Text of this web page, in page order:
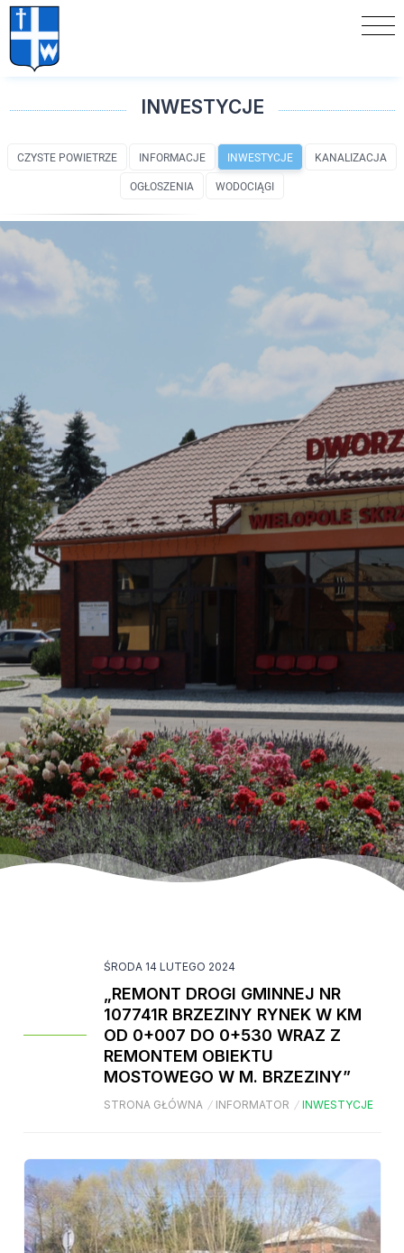
INWESTYCJE
CZYSTE POWIETRZE INFORMACJE INWESTYCJE
KANALIZACJA
OGŁOSZENIA
WODOCIĄGI
ŚRODA 14 LUTEGO 2024
„REMONT DROGI GMINNEJ NR
107741R BRZEZINY RYNEK W KM
OD 0+007 DO 0+530 WRAZ Z
REMONTEM OBIEKTU
MOSTOWEGO W M. BRZEZINY”
STRONA GŁÓWNA / INFORMATOR / INWESTYCJE